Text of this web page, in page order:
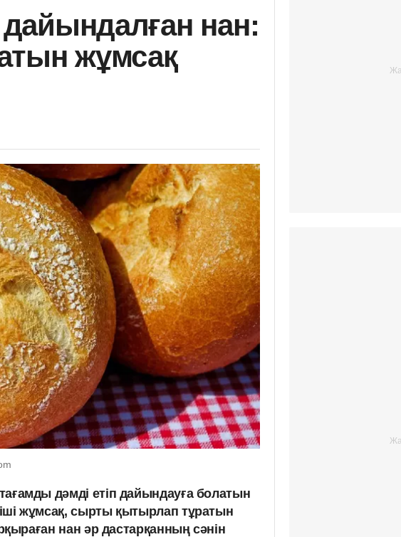
дайындалған нан:
жұмсақ
тағамды дәмді етіп дайындауға болатын
жұмсақ, сырты қытырлап тұратын
нан әр дастарқанның сәнін